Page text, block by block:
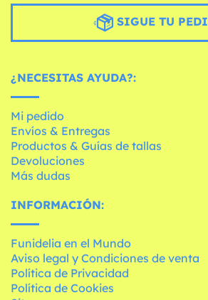
SIGUE TU
¿NECESITAS AYUDA?:
Mi pedido
Envíos & Entregas
Productos & Guías de tallas
Devoluciones
Más dudas
INFORMACIÓN:
Funidelia en el Mundo
Aviso legal y Condiciones de venta
Política de Privacidad
Política de Cookies